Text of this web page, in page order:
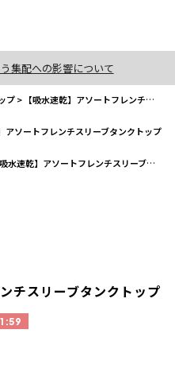
集配への影響について
プ> 【吸水速乾】アソートフレンチスリーブタンクトップ
アソートフレンチスリーブタンクトップ
吸水速乾】アソートフレンチスリーブタンクトップ
チスリーブタンクトップ